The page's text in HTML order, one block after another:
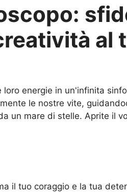
al
energie in un'infinita
le nostre vite,
un mare di stelle. Aprite il
il tuo coraggio e la tua